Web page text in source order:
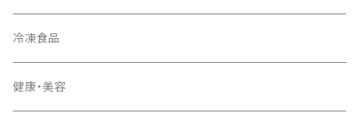
冷凍食品
健康・美容